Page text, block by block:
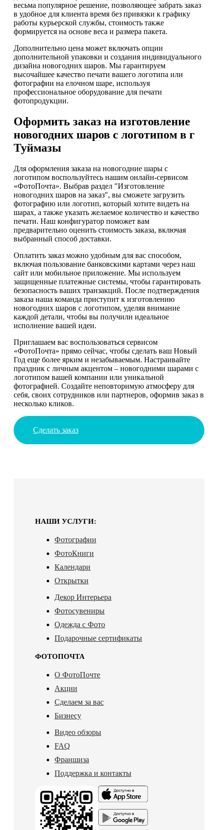
весьма популярное решение, позволяющее забрать заказ
в удобное для клиента время без привязки к графику
работы курьерской службы, стоимость также
формируется на основе веса и размера пакета.
Дополнительно цена может включать опции
дополнительной упаковки и создания индивидуального
дизайна новогодних шаров. Мы гарантируем
высочайшее качество печати вашего логотипа или
фотографии на елочном шаре, используя
профессиональное оборудование для печати
фотопродукции.
Оформить заказ на изготовление
новогодних шаров с логотипом в г
Туймазы
Для оформления заказа на новогодние шары с
логотипом воспользуйтесь нашим онлайн-сервисом
«ФотоПочта». Выбрав раздел "Изготовление
новогодних шаров на заказ", вы сможете загрузить
фотографию или логотип, который хотите видеть на
шарах, а также указать желаемое количество и качество
печати. Наш конфигуратор поможет вам
предварительно оценить стоимость заказа, включая
выбранный способ доставки.
Оплатить заказ можно удобным для вас способом,
включая пользование банковскими картами через наш
сайт или мобильное приложение. Мы используем
защищенные платежные системы, чтобы гарантировать
безопасность ваших транзакций. После подтверждения
заказа наша команда приступит к изготовлению
новогодних шаров с логотипом, уделяя внимание
каждой детали, чтобы вы получили идеальное
исполнение вашей идеи.
Приглашаем вас воспользоваться сервисом
«ФотоПочта» прямо сейчас, чтобы сделать ваш Новый
Год еще более ярким и незабываемым. Настраивайте
праздник с личным акцентом – новогодними шарами с
логотипом вашей компании или уникальной
фотографией. Создайте неповторимую атмосферу для
себя, своих сотрудников или партнеров, оформив заказ в
несколько кликов.
Сделать заказ
НАШИ УСЛУГИ:
Фотографии
ФотоКниги
Календари
Открытки
Декор Интерьера
Фотосувениры
Одежда с Фото
Подарочные сертификаты
ФОТОПОЧТА
О ФотоПочте
Акции
Сделаем за вас
Бизнесу
Видео обзоры
FAQ
Франшиза
Поддержка и контакты